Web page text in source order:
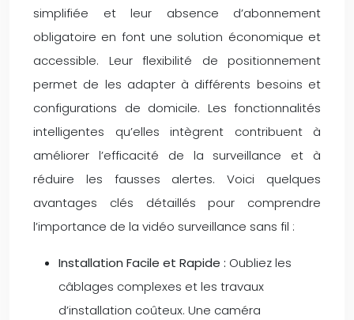
simplifiée et leur absence d’abonnement
obligatoire en font une solution économique et
accessible. Leur flexibilité de positionnement
permet de les adapter à différents besoins et
configurations de domicile. Les fonctionnalités
intelligentes qu’elles intègrent contribuent à
améliorer l’efficacité de la surveillance et à
réduire les fausses alertes. Voici quelques
avantages clés détaillés pour comprendre
l’importance de la vidéo surveillance sans fil :
Installation Facile et Rapide : Oubliez les
câblages complexes et les travaux
d’installation coûteux. Une caméra